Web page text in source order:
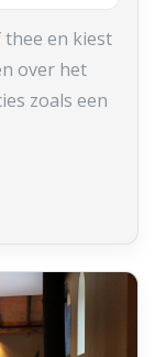
thee en kiest
over het
zoals een